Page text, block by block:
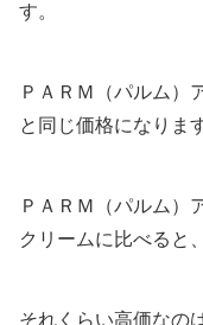
す。
ＰＡＲＭ（パルム）
と同じ価格になりま
ＰＡＲＭ（パルム）
クリームに比べると
それくらい高価なの